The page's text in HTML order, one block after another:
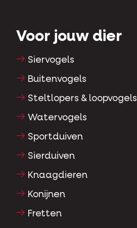
Voor jouw dier
Siervogels
Buitenvogels
Steltlopers & loopvogels
Watervogels
Sportduiven
Sierduiven
Knaagdieren
Konijnen
Fretten